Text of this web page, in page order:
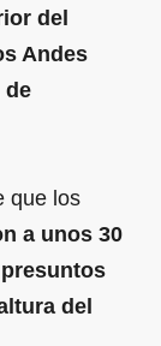
del
Andes
de
que los
a unos 30
del